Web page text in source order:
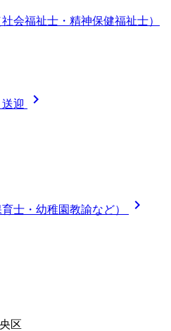
会福祉士・精神保健福祉士）
迎 
士・幼稚園教諭など） 
区